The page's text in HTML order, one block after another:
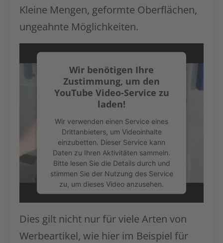
Kleine Mengen, geformte Oberflächen,
ungeahnte Möglichkeiten.
Wir benötigen Ihre
Zustimmung, um den
YouTube Video-Service zu
laden!
Wir verwenden einen Service eines
Drittanbieters, um Videoinhalte
einzubetten. Dieser Service kann
Daten zu Ihren Aktivitäten sammeln.
Bitte lesen Sie die Details durch und
stimmen Sie der Nutzung des Service
zu, um dieses Video anzusehen.
Akzeptieren
Dies gilt nicht nur für viele Arten von
Werbeartikel, wie hier im Beispiel für